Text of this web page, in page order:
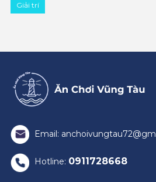
Giải trí
Email:
Hotline: 0911728668